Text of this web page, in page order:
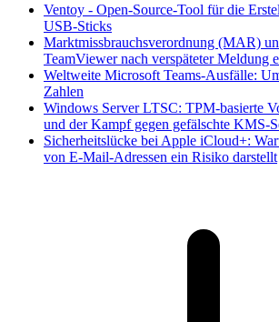
Ventoy - Open-Source-Tool für die
USB-Sticks
Marktmissbrauchsverordnung (MAR)
TeamViewer nach verspäteter Meldung
Weltweite Microsoft Teams-Ausfälle:
Zahlen
Windows Server LTSC: TPM-basierte
und der Kampf gegen gefälschte KMS-
Sicherheitslücke bei Apple iCloud+:
von E-Mail-Adressen ein Risiko darstellt